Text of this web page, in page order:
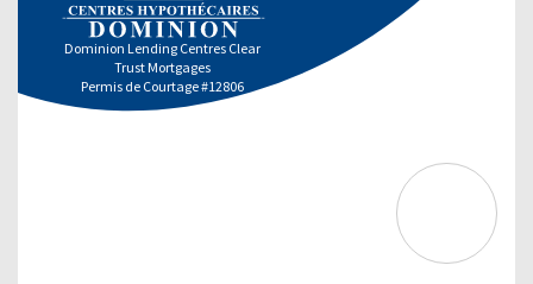
Dominion Lending Centres Clear
Trust Mortgages
Permis de Courtage #12806